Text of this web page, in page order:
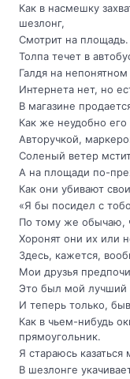
Как в насмешку
шезлонг,
Смотрит на площадь.
Толпа течет в
Галдя на непонятном
Интернета нет, но
В магазине
Как же неудобно его
Авторучкой,
Соленый ветер
А на площади по-
Как они убивают
«Я бы посидел с
По тому же обычаю,
Хоронят они их или
Здесь, кажется,
Мои друзья
Это был мой лучший
И теперь только,
Как в чьем-нибудь
прямоугольник.
Я стараюсь
В шезлонге